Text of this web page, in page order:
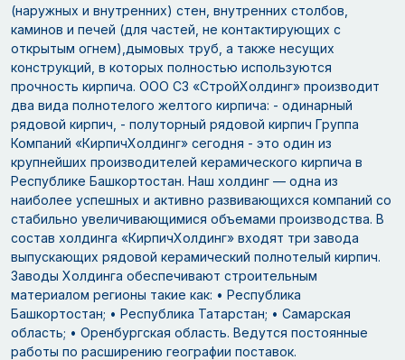
(наружных и внутренних) стен, внутренних столбов,
каминов и печей (для частей, не контактирующих с
открытым огнем),дымовых труб, а также несущих
конструкций, в которых полностью используются
прочность кирпича. ООО СЗ «СтройХолдинг» производит
два вида полнотелого желтого кирпича: - одинарный
рядовой кирпич, - полуторный рядовой кирпич Группа
Компаний «КирпичХолдинг» сегодня - это один из
крупнейших производителей керамического кирпича в
Республике Башкортостан. Наш холдинг — одна из
наиболее успешных и активно развивающихся компаний со
стабильно увеличивающимися объемами производства. В
состав холдинга «КирпичХолдинг» входят три завода
выпускающих рядовой керамический полнотелый кирпич.
Заводы Холдинга обеспечивают строительным
материалом регионы такие как: • Республика
Башкортостан; • Республика Татарстан; • Самарская
область; • Оренбургская область. Ведутся постоянные
работы по расширению географии поставок.